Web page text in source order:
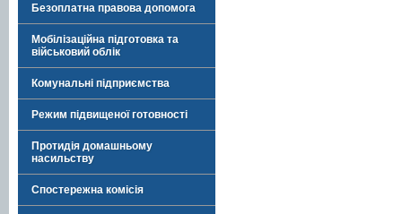
Безоплатна правова допомога
Мобілізаційна підготовка та
військовий облік
Комунальні підприємства
Режим підвищеної готовності
Протидія домашньому
насильству
Спостережна комісія